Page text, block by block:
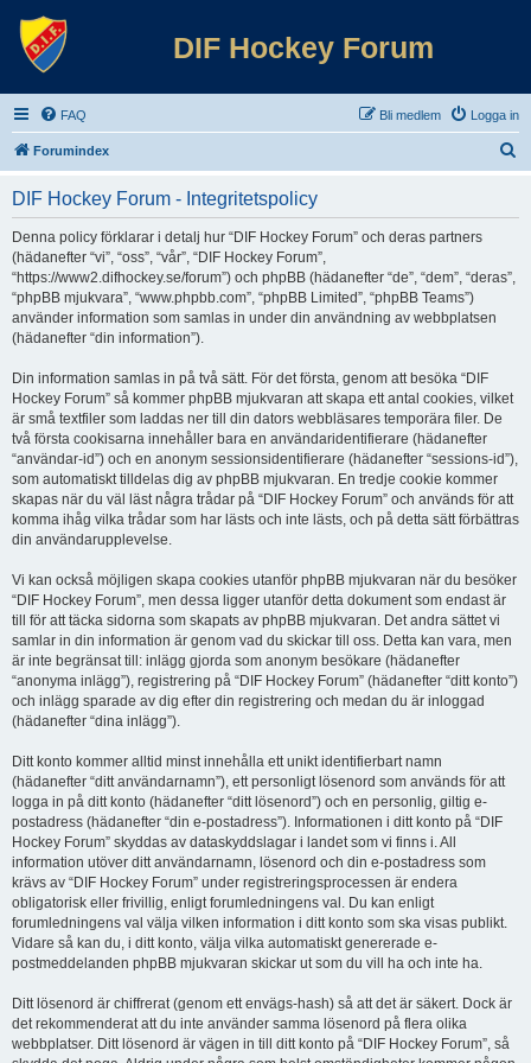
DIF Hockey Forum
FAQ Logga in
Bli medlem
Forumindex
DIF Hockey Forum - Integritetspolicy
Denna policy förklarar i detalj hur “DIF Hockey Forum” och deras partners
(hädanefter “vi”, “oss”, “vår”, “DIF Hockey Forum”,
“https://www2.difhockey.se/forum”) och phpBB (hädanefter “de”, “dem”, “deras”,
“phpBB mjukvara”, “www.phpbb.com”, “phpBB Limited”, “phpBB Teams”)
använder information som samlas in under din användning av webbplatsen
(hädanefter “din information”).
Din information samlas in på två sätt. För det första, genom att besöka “DIF
Hockey Forum” så kommer phpBB mjukvaran att skapa ett antal cookies, vilket
är små textfiler som laddas ner till din dators webbläsares temporära filer. De
två första cookisarna innehåller bara en användaridentifierare (hädanefter
“användar-id”) och en anonym sessionsidentifierare (hädanefter “sessions-id”),
som automatiskt tilldelas dig av phpBB mjukvaran. En tredje cookie kommer
skapas när du väl läst några trådar på “DIF Hockey Forum” och används för att
komma ihåg vilka trådar som har lästs och inte lästs, och på detta sätt förbättras
din användarupplevelse.
Vi kan också möjligen skapa cookies utanför phpBB mjukvaran när du besöker
“DIF Hockey Forum”, men dessa ligger utanför detta dokument som endast är
till för att täcka sidorna som skapats av phpBB mjukvaran. Det andra sättet vi
samlar in din information är genom vad du skickar till oss. Detta kan vara, men
är inte begränsat till: inlägg gjorda som anonym besökare (hädanefter
“anonyma inlägg”), registrering på “DIF Hockey Forum” (hädanefter “ditt konto”)
och inlägg sparade av dig efter din registrering och medan du är inloggad
(hädanefter “dina inlägg”).
Ditt konto kommer alltid minst innehålla ett unikt identifierbart namn
(hädanefter “ditt användarnamn”), ett personligt lösenord som används för att
logga in på ditt konto (hädanefter “ditt lösenord”) och en personlig, giltig e-
postadress (hädanefter “din e-postadress”). Informationen i ditt konto på “DIF
Hockey Forum” skyddas av dataskyddslagar i landet som vi finns i. All
information utöver ditt användarnamn, lösenord och din e-postadress som
krävs av “DIF Hockey Forum” under registreringsprocessen är endera
obligatorisk eller frivillig, enligt forumledningens val. Du kan enligt
forumledningens val välja vilken information i ditt konto som ska visas publikt.
Vidare så kan du, i ditt konto, välja vilka automatiskt genererade e-
postmeddelanden phpBB mjukvaran skickar ut som du vill ha och inte ha.
Ditt lösenord är chiffrerat (genom ett envägs-hash) så att det är säkert. Dock är
det rekommenderat att du inte använder samma lösenord på flera olika
webbplatser. Ditt lösenord är vägen in till ditt konto på “DIF Hockey Forum”, så